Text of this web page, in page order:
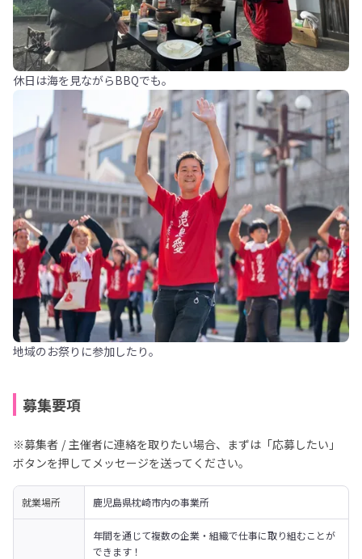
休日は海を見ながらBBQでも。
地域のお祭りに参加したり。
募集要項
※募集者 / 主催者に連絡を取りたい場合、まずは「応募したい」
ボタンを押してメッセージを送ってください。
就業場所 鹿児島県枕崎市内の事業所
年間を通じて複数の企業・組織で仕事に取り組むことが
できます！